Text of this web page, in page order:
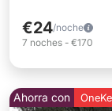
€24/noche
7 noches - €170
Ahorra con